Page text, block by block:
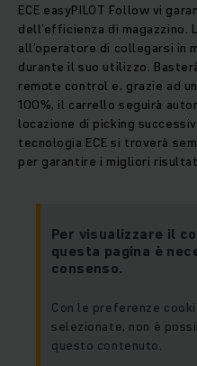
ECE easyPILOT Follow vi
dell’efficienza di magazzino.
all’operatore di collegarsi in
durante il suo utilizzo.
remote control e, grazie ad
100%, il carrello seguirà
locazione di picking
tecnologia ECE si troverà
per garantire i migliori
Per visualizzare il
questa pagina è
consenso.
Con le preferenze
selezionate, non è
questo contenuto.